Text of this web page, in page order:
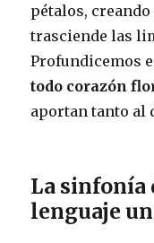
pétalos,
trasciende las
Profundicemos
todo corazón
aportan tanto al
La sinfonía
lenguaje